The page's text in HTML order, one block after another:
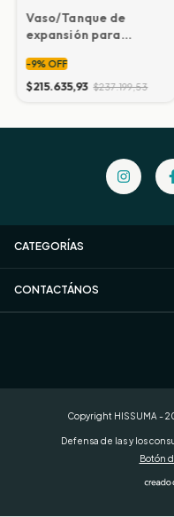
Vaso/Tanque de
expansión para
presurizados.
-9% OFF
$215.635,93 $237.199,53
CATEGORÍAS
CONTACTÁNOS
Copyright HISSUMA -
Defensa de las y los
Botón